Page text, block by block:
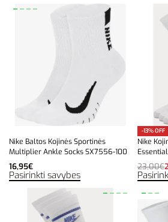
Nike Baltos Kojinės Sportinės
Multiplier Ankle Socks SX7556-100
16,95€
Pasirinkti savybes
-13% OFF
Nike
23,00€